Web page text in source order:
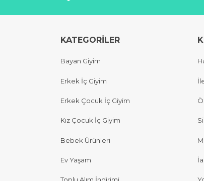
KATEGORİLER
Bayan Giyim
Erkek İç Giyim
Erkek Çocuk İç Giyim
Kız Çocuk İç Giyim
Bebek Ürünleri
Ev Yaşam